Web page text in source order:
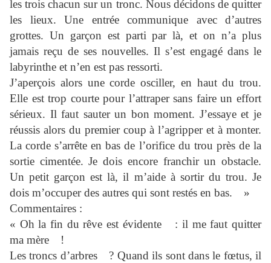
les trois chacun sur un tronc. Nous décidons de quitter
les lieux. Une entrée communique avec d’autres
grottes. Un garçon est parti par là, et on n’a plus
jamais reçu de ses nouvelles. Il s’est engagé dans le
labyrinthe et n’en est pas ressorti.
J’aperçois alors une corde osciller, en haut du trou.
Elle est trop courte pour l’attraper sans faire un effort
sérieux. Il faut sauter un bon moment. J’essaye et je
réussis alors du premier coup à l’agripper et à monter.
La corde s’arrête en bas de l’orifice du trou près de la
sortie cimentée. Je dois encore franchir un obstacle.
Un petit garçon est là, il m’aide à sortir du trou. Je
dois m’occuper des autres qui sont restés en bas. »
Commentaires :
« Oh la fin du rêve est évidente : il me faut quitter
ma mère !
Les troncs d’arbres ? Quand ils sont dans le fœtus, il